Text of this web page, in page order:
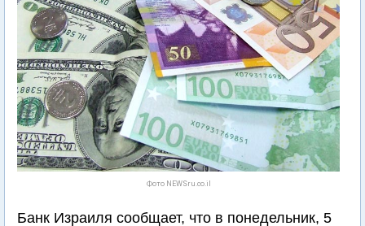
Фото NEWSru.co.il
Банк Израиля сообщает, что в понедельник, 5